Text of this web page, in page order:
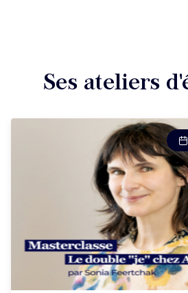
Ses ateliers